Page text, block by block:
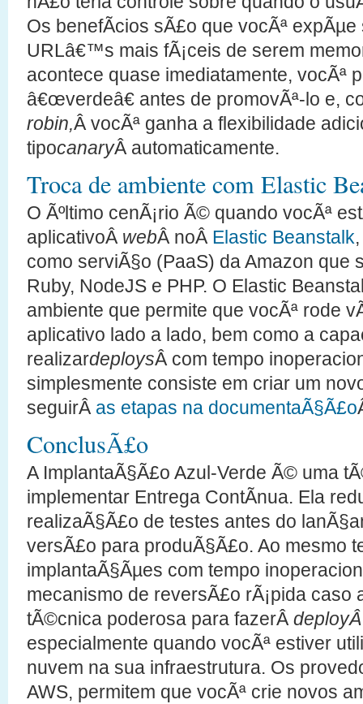
Os benefÃ­cios sÃ£o que vocÃª expÃµe
URLâ€™s mais fÃ¡ceis de serem
acontece quase imediatamente, vocÃª
â€œverdeâ€ antes de promovÃª-lo e,
robin,Â vocÃª ganha a flexibilidade
tipocanaryÂ automaticamente.
Troca de ambiente com Elastic
O Ãºltimo cenÃ¡rio Ã© quando vocÃª
aplicativoÂ webÂ noÂ Elastic Beanstalk
como serviÃ§o (PaaS) da Amazon que
Ruby, NodeJS e PHP. O Elastic
ambiente que permite que vocÃª rode
aplicativo lado a lado, bem como a
realizardeploysÂ com tempo
simplesmente consiste em criar um
seguirÂ as etapas na documentaÃ§Ã£o
ConclusÃ£o
A ImplantaÃ§Ã£o Azul-Verde Ã© uma
implementar Entrega ContÃ­nua. Ela
realizaÃ§Ã£o de testes antes do
versÃ£o para produÃ§Ã£o. Ao mesmo
implantaÃ§Ãµes com tempo
mecanismo de reversÃ£o rÃ¡pida
tÃ©cnica poderosa para fazerÂ
especialmente quando vocÃª estiver
nuvem na sua infraestrutura. Os
AWS, permitem que vocÃª crie novos